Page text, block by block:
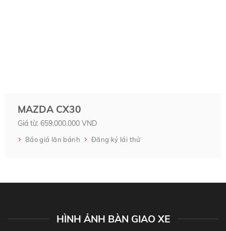
MAZDA CX30
Giá từ: 659.000.000 VND
Báo giá lăn bánh Đăng ký lái thử
HÌNH ẢNH BÀN GIAO XE